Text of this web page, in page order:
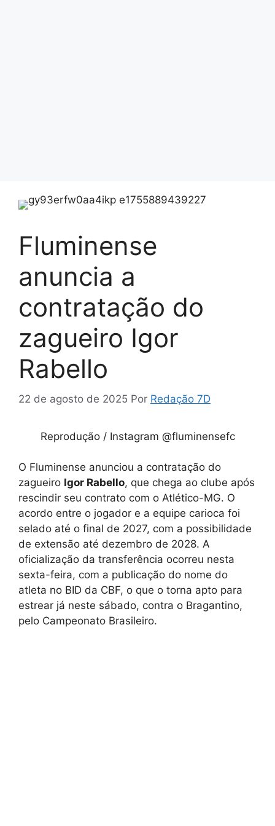
Fluminense
anuncia a
contratação do
zagueiro Igor
Rabello
22 de agosto de 2025 Por Redação 7D
Reprodução / Instagram @fluminensefc
O Fluminense anunciou a contratação do
zagueiro Igor Rabello, que chega ao clube após
rescindir seu contrato com o Atlético-MG. O
acordo entre o jogador e a equipe carioca foi
selado até o final de 2027, com a possibilidade
de extensão até dezembro de 2028. A
oficialização da transferência ocorreu nesta
sexta-feira, com a publicação do nome do
atleta no BID da CBF, o que o torna apto para
estrear já neste sábado, contra o Bragantino,
pelo Campeonato Brasileiro.